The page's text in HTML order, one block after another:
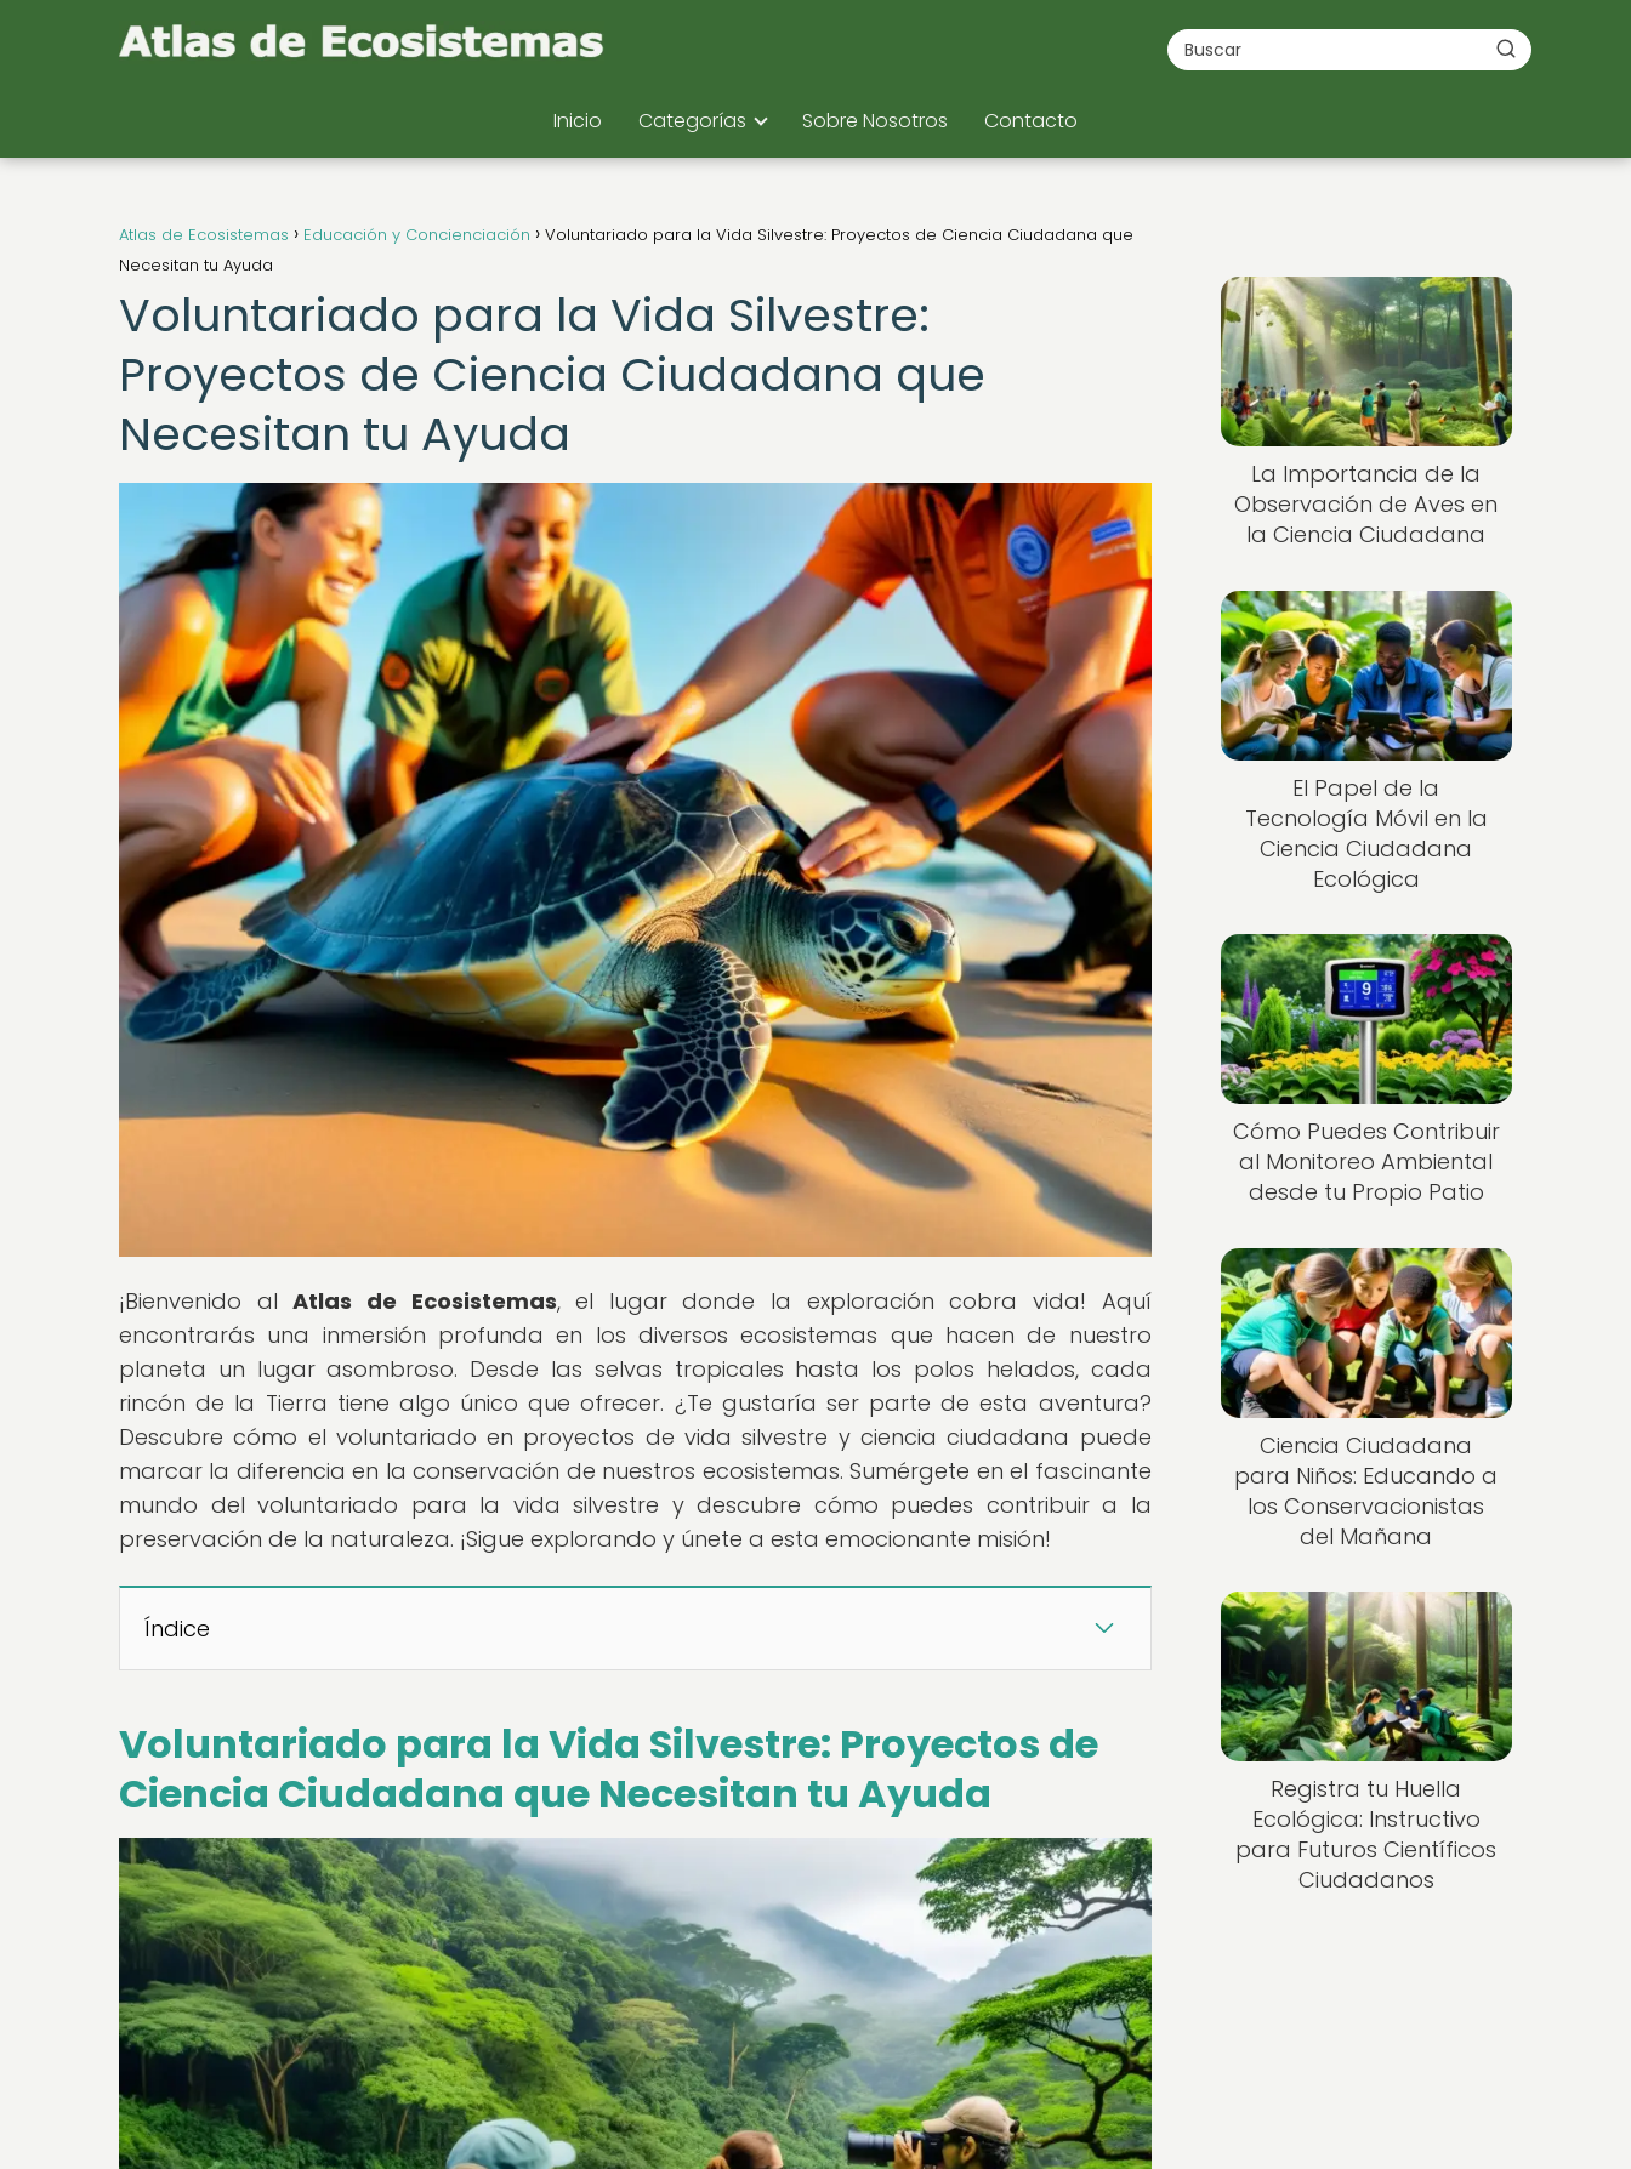
Inicio Categorías Sobre Nosotros Contacto
Atlas de Ecosistemas Educación y Concienciación
Voluntariado para la Vida Silvestre: Proyectos de Ciencia Ciudadana que
Necesitan tu Ayuda
Voluntariado para la Vida Silvestre:
Proyectos de Ciencia Ciudadana que
Necesitan tu Ayuda
¡Bienvenido alAtlas de Ecosistemas, el lugar donde la exploración cobra vida! Aquí
encontrarás una inmersión profunda en los diversos ecosistemas que hacen de nuestro
planeta un lugar asombroso. Desde las selvas tropicales hasta los polos helados, cada
rincón de la Tierra tiene algo único que ofrecer. ¿Te gustaría ser parte de esta aventura?
Descubre cómo el voluntariado en proyectos de vida silvestre y ciencia ciudadana puede
marcar la diferencia en la conservación de nuestros ecosistemas. Sumérgete en el fascinante
mundo del voluntariado para la vida silvestre y descubre cómo puedes contribuir a la
preservación de la naturaleza. ¡Sigue explorando y únete a esta emocionante misión!
Índice
Voluntariado para la Vida Silvestre: Proyectos de
Ciencia Ciudadana que Necesitan tu Ayuda
La Importancia de la
Observación de Aves en
la Ciencia Ciudadana
El Papel de la
Tecnología Móvil en la
Ciencia Ciudadana
Ecológica
Cómo Puedes Contribuir
al Monitoreo Ambiental
desde tu Propio Patio
Ciencia Ciudadana
para Niños: Educando a
los Conservacionistas
del Mañana
Registra tu Huella
Ecológica: Instructivo
para Futuros Científicos
Ciudadanos